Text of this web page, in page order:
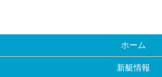
ホーム
新艇情報